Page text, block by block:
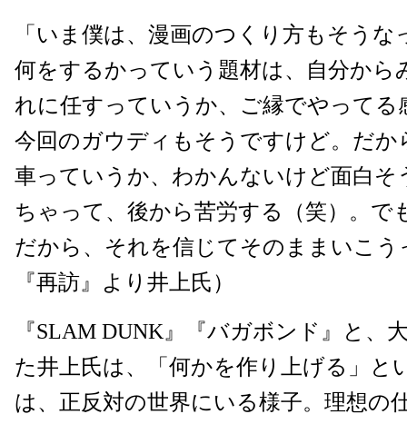
「いま僕は、漫画のつくり方もそう
何をするかっていう題材は、自分から
れに任すっていうか、ご縁でやってる
今回のガウディもそうですけど。だか
車っていうか、わかんないけど面白そ
ちゃって、後から苦労する（笑）。で
だから、それを信じてそのままいこう
『再訪』より井上氏）
『SLAM DUNK』『バガボンド』と、
た井上氏は、「何かを作り上げる」と
は、正反対の世界にいる様子。理想の